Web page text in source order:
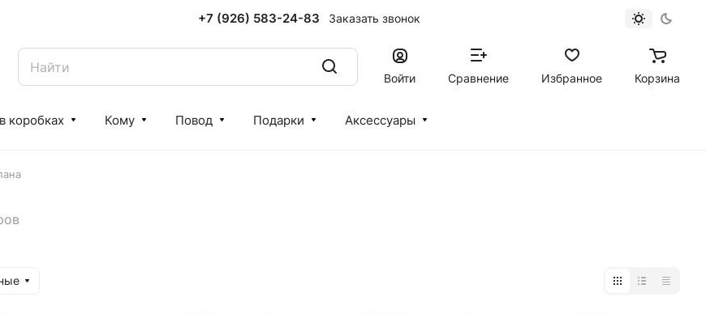
+7 (926) 583-24-83 Заказать звонок
Войти Сравнение Избранное Корзина
коробках Кому Повод Подарки Аксессуары